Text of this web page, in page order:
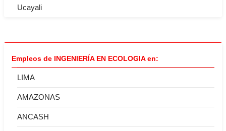
Ucayali
Empleos de INGENIERÍA EN ECOLOGIA en:
LIMA
AMAZONAS
ANCASH